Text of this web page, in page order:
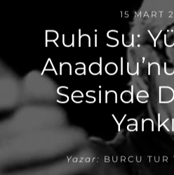
15 MART
Ruhi Su:
Sesinde
Yazar: BURCU TUR